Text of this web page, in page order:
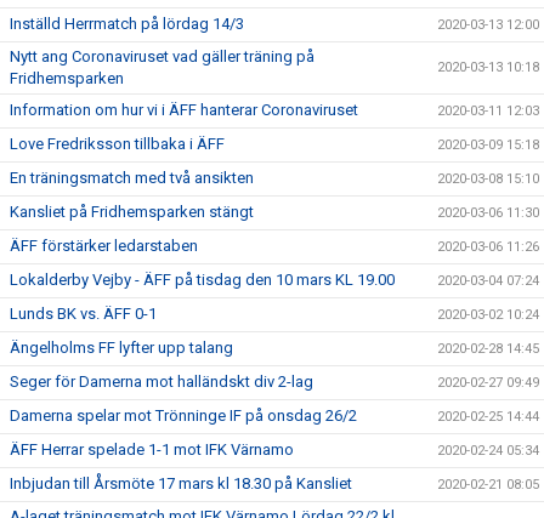
Inställd Herrmatch på lördag 14/3 2020-03-13 12:00
Nytt ang Coronaviruset vad gäller träning på
Fridhemsparken
2020-03-13 10:18
Information om hur vi i ÄFF hanterar Coronaviruset 2020-03-11 12:03
Love Fredriksson tillbaka i ÄFF 2020-03-09 15:18
En träningsmatch med två ansikten 2020-03-08 15:10
Kansliet på Fridhemsparken stängt 2020-03-06 11:30
ÄFF förstärker ledarstaben 2020-03-06 11:26
Lokalderby Vejby - ÄFF på tisdag den 10 mars KL 19.00 2020-03-04 07:24
Lunds BK vs. ÄFF 0-1 2020-03-02 10:24
Ängelholms FF lyfter upp talang 2020-02-28 14:45
Seger för Damerna mot halländskt div 2-lag 2020-02-27 09:49
Damerna spelar mot Trönninge IF på onsdag 26/2 2020-02-25 14:44
ÄFF Herrar spelade 1-1 mot IFK Värnamo 2020-02-24 05:34
Inbjudan till Årsmöte 17 mars kl 18.30 på Kansliet 2020-02-21 08:05